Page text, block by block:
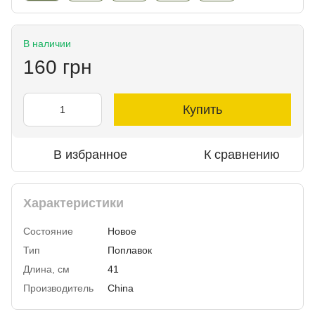
В наличии
160 грн
Купить
В избранное К сравнению
Характеристики
Состояние
Новое
Тип
Поплавок
Длина, см
41
Производитель
China